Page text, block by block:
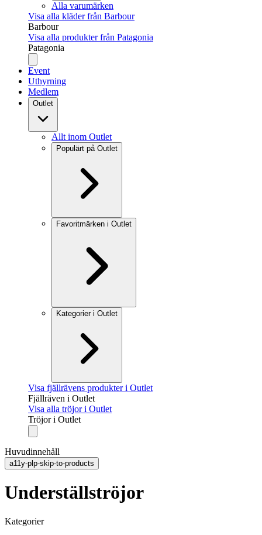
Alla varumärken
Visa alla kläder från Barbour
Barbour
Visa alla produkter från Patagonia
Patagonia
Event
Uthyrning
Medlem
Outlet
Allt inom Outlet
Populärt på Outlet
Favoritmärken i Outlet
Kategorier i Outlet
Visa fjällrävens produkter i Outlet
Fjällräven i Outlet
Visa alla tröjor i Outlet
Tröjor i Outlet
Huvudinnehåll
a11y-plp-skip-to-products
Underställströjor
Kategorier